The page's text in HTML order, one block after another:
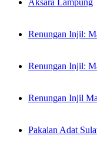
Aksara Lampung
Renungan Injil:
Renungan Injil:
Renungan Injil
Pakaian Adat